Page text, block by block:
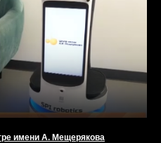
имени А. Мещерякова